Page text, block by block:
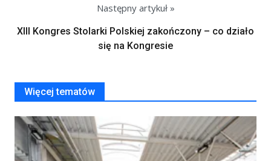
Następny artykuł »
XIII Kongres Stolarki Polskiej zakończony – co działo
się na Kongresie
Więcej tematów